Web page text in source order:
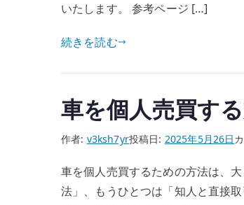
いたします。 参考ページ […]
続きを読む
車を個人売買す
作者: v3ksh7yr投稿日: 2025年5月26日
車を個人売買するための方法は、
法」、もうひとつは「知人と直接